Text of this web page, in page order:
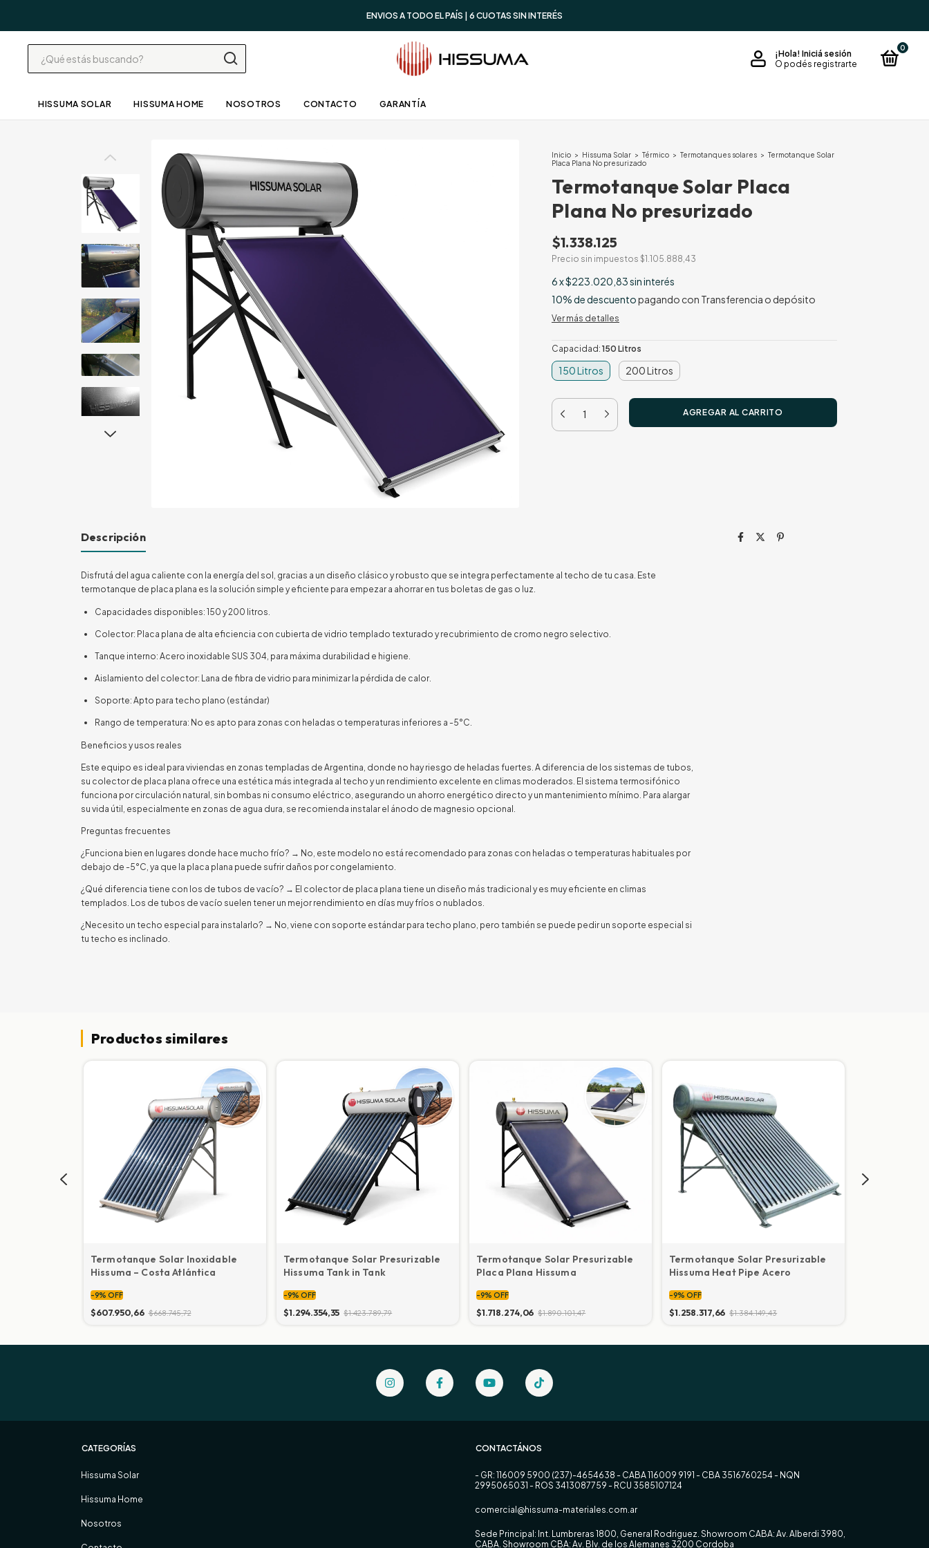
ENVIOS A TODO EL PAÍS | 6 CUOTAS SIN INTERÉS
¡Hola! Iniciá sesión
O podés registrarte
0
HISSUMA SOLAR HISSUMA HOME NOSOTROS CONTACTO GARANTÍA
Inicio > Hissuma Solar > Térmico > Termotanques solares > Termotanque Solar
Placa Plana No presurizado
Termotanque Solar Placa
Plana No presurizado
$1.338.125
Precio sin impuestos $1.105.888,43
6x$223.020,83sin interés
10% de descuentopagando con Transferencia o depósito
Ver más detalles
Capacidad: 150 Litros
150 Litros 200 Litros
Descripción
Disfrutá del agua caliente con la energía del sol, gracias a un diseño clásico y robusto que se integra perfectamente al techo de tu casa. Este
termotanque de placa plana es la solución simple y eficiente para empezar a ahorrar en tus boletas de gas o luz.
Capacidades disponibles: 150 y 200 litros.
Colector: Placa plana de alta eficiencia con cubierta de vidrio templado texturado y recubrimiento de cromo negro selectivo.
Tanque interno: Acero inoxidable SUS 304, para máxima durabilidad e higiene.
Aislamiento del colector: Lana de fibra de vidrio para minimizar la pérdida de calor.
Soporte: Apto para techo plano (estándar)
Rango de temperatura: No es apto para zonas con heladas o temperaturas inferiores a -5°C.
Beneficios y usos reales
Este equipo es ideal para viviendas en zonas templadas de Argentina, donde no hay riesgo de heladas fuertes. A diferencia de los sistemas de tubos,
su colector de placa plana ofrece una estética más integrada al techo y un rendimiento excelente en climas moderados. El sistema termosifónico
funciona por circulación natural, sin bombas ni consumo eléctrico, asegurando un ahorro energético directo y un mantenimiento mínimo. Para alargar
su vida útil, especialmente en zonas de agua dura, se recomienda instalar el ánodo de magnesio opcional.
Preguntas frecuentes
¿Funciona bien en lugares donde hace mucho frío? → No, este modelo no está recomendado para zonas con heladas o temperaturas habituales por
debajo de -5°C, ya que la placa plana puede sufrir daños por congelamiento.
¿Qué diferencia tiene con los de tubos de vacío? → El colector de placa plana tiene un diseño más tradicional y es muy eficiente en climas
templados. Los de tubos de vacío suelen tener un mejor rendimiento en días muy fríos o nublados.
¿Necesito un techo especial para instalarlo? → No, viene con soporte estándar para techo plano, pero también se puede pedir un soporte especial si
tu techo es inclinado.
Productos similares
Termotanque Solar Inoxidable
Hissuma – Costa Atlántica
-9% OFF
$607.950,66 $668.745,72
Termotanque Solar Presurizable
Hissuma Tank in Tank
-9% OFF
$1.294.354,35 $1.423.789,79
Termotanque Solar Presurizable
Placa Plana Hissuma
-9% OFF
$1.718.274,06 $1.890.101,47
Termotanque Solar Presurizable
Hissuma Heat Pipe Acero
-9% OFF
$1.258.317,66 $1.384.149,43
CATEGORÍAS
Hissuma Solar
Hissuma Home
Nosotros
CONTACTÁNOS
- GR: 116009 5900 (237)-4654638 - CABA 116009 9191 - CBA 3516760254 - NQN
2995065031 - ROS 3413087759 - RCU 3585107124
comercial@hissuma-materiales.com.ar
Sede Principal: Int. Lumbreras 1800, General Rodriguez. Showroom CABA: Av. Alberdi 3980,
CABA. Showroom CBA: Av. Blv. de los Alemanes 3200 Cordoba